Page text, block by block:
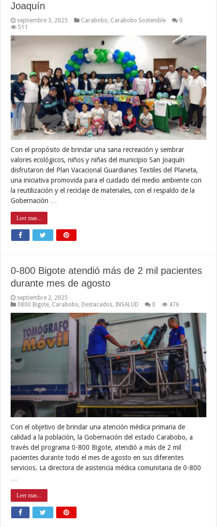
Joaquín
septiembre 3, 2025 Carabobo, Carabobo Sostenible
0
511
Con el propósito de brindar una sana recreación y sembrar
valores ecológicos, niños y niñas del municipio San Joaquín
disfrutaron del Plan Vacacional Guardianes Textiles del Planeta,
una iniciativa promovida para el cuidado del medio ambiente con
la reutilización y el reciclaje de materiales, con el respaldo de la
Gobernación …
Leer mas...
0-800 Bigote atendió más de 2 mil pacientes
durante mes de agosto
septiembre 2, 2025
0800 Bigote, Carabobo, Destacados, INSALUD 0 476
Con el objetivo de brindar una atención médica primaria de
calidad a la población, la Gobernación del estado Carabobo, a
través del programa 0-800 Bigote, atendió a más de 2 mil
pacientes durante todo el mes de agosto en sus diferentes
servicios. La directora de asistencia médica comunitaria de 0-800
Leer mas...